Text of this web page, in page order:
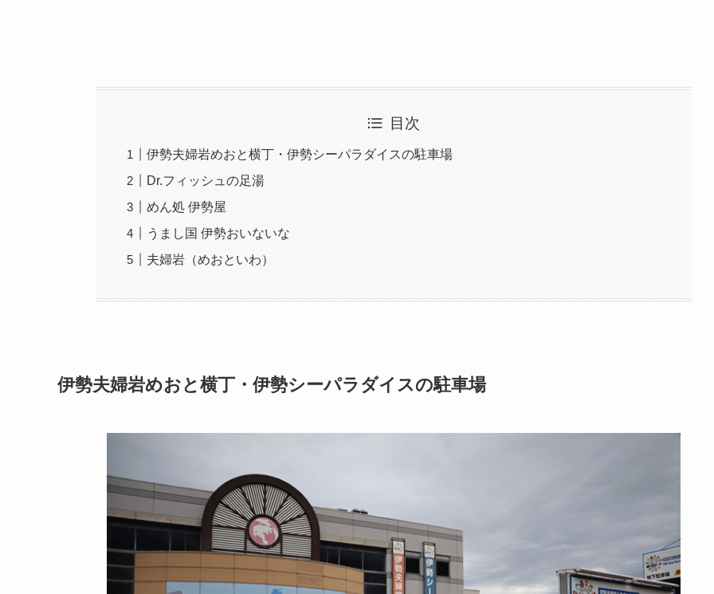
目次
伊勢夫婦岩めおと横丁・伊勢シーパラダイスの駐車場
Dr.フィッシュの足湯
めん処 伊勢屋
うまし国 伊勢おいないな
夫婦岩（めおといわ）
伊勢夫婦岩めおと横丁・伊勢シーパラダイスの駐車場